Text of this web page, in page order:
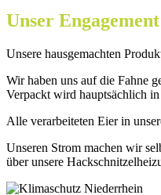
Unser
Unsere hausgemachten
Wir haben uns auf die Fahne
Verpackt wird hauptsächlich
Alle verarbeiteten Eier in
Unseren Strom machen wir
über unsere